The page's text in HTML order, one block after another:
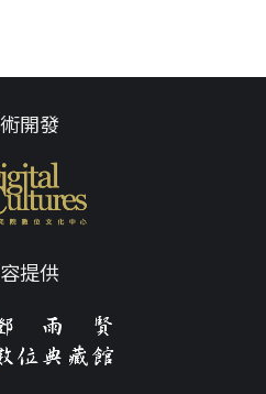
開發
提供